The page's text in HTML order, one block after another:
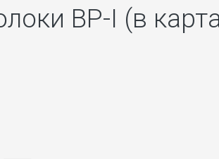
ВР-I (в